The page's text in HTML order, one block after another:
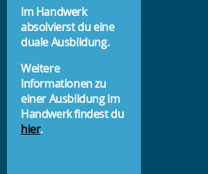
Im Handwerk
absolvierst du eine
duale Ausbildung.
Weitere
Informationen zu
einer Ausbildung im
Handwerk findest du
hier.